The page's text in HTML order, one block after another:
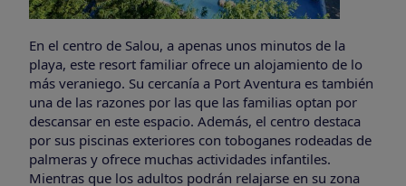
En el centro de Salou, a apenas unos minutos de la
playa, este resort familiar ofrece un alojamiento de lo
más veraniego. Su cercanía a Port Aventura es también
una de las razones por las que las familias optan por
descansar en este espacio. Además, el centro destaca
por sus piscinas exteriores con toboganes rodeadas de
palmeras y ofrece muchas actividades infantiles.
Mientras que los adultos podrán relajarse en su zona